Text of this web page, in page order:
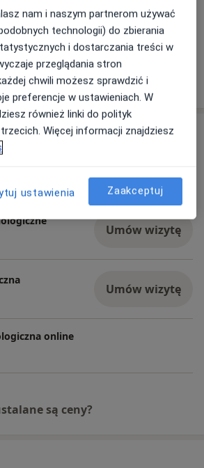
Pokaż więcej aktualności (2)
Umów wizytę
Umów wizytę
online
są ceny?
nam i naszym partnerom używać
technologii) do zbierania
i dostarczania treści w
przeglądania stron
chwili możesz sprawdzić i
preferencje w ustawieniach. W
również linki do polityk
Więcej informacji znajdziesz
ustawienia Zaakceptuj